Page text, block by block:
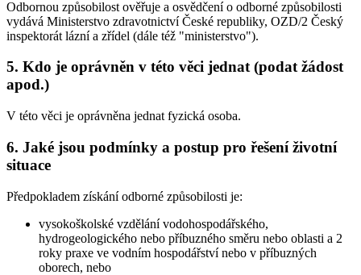
Odbornou způsobilost ověřuje a osvědčení o odborné způsobilosti
vydává Ministerstvo zdravotnictví České republiky, OZD/2 Český
inspektorát lázní a zřídel (dále též "ministerstvo").
5. Kdo je oprávněn v této věci jednat (podat žádost
apod.)
V této věci je oprávněna jednat fyzická osoba.
6. Jaké jsou podmínky a postup pro řešení životní
situace
Předpokladem získání odborné způsobilosti je:
vysokoškolské vzdělání vodohospodářského,
hydrogeologického nebo příbuzného směru nebo oblasti a 2
roky praxe ve vodním hospodářství nebo v příbuzných
oborech, nebo